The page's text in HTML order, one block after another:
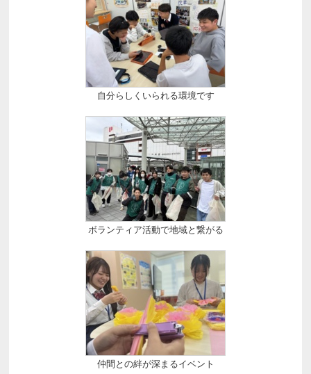
自分らしくいられる環境です
ボランティア活動で地域と繋がる
仲間との絆が深まるイベント